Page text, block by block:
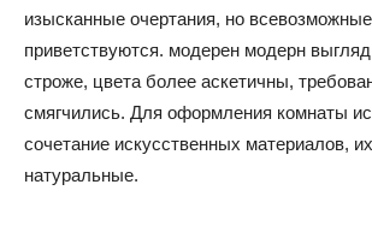
изысканные очертания, но
приветствуются. модерен модерн
строже, цвета более аскетичны,
смягчились. Для оформления комнаты
сочетание искусственных материалов,
натуральные.